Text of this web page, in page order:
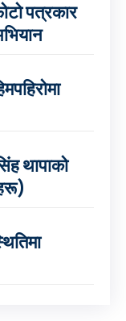
पत्रकार
थापाको